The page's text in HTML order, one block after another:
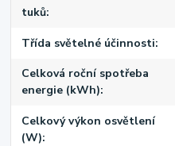
tuků
Třída světelné účinnosti
Celková roční spotřeba
energie (kWh)
Celkový výkon osvětlení
(W)